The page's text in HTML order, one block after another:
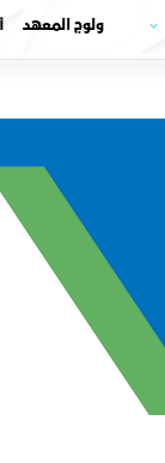
ولوج المعهد